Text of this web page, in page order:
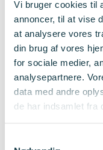
Vi bruger cookies til
annoncer, til at vise
at analysere vores
din brug af vores
for sociale medier,
analysepartnere.
data med andre
de har indsamlet fra
Dette websted
cookies sættes af
sider.
Du kan til enhver tid
fra
Få mere at vide om,